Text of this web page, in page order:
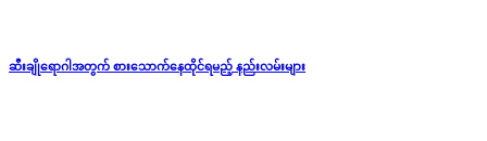
ဆီးချိုရောဂါအတွက် စားသောက်နေထိုင်ရမည့် နည်းလမ်းများ